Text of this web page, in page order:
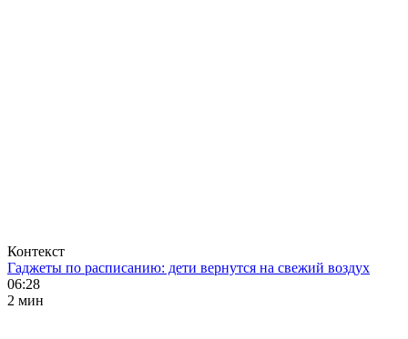
Контекст
Гаджеты по расписанию: дети вернутся на свежий воздух
06:28
2 мин